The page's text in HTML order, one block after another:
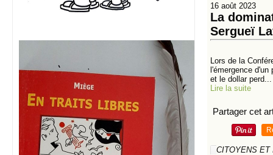
16 août 2023
La
Sergueï
Lors de la
l'émergence
et le dollar perd...
Lire la suite
Partager cet
CITOYENS ET